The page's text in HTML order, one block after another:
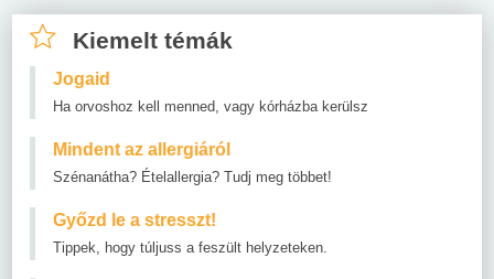
Kiemelt témák
Jogaid
Ha orvoshoz kell menned, vagy kórházba kerülsz
Mindent az allergiáról
Szénanátha? Ételallergia? Tudj meg többet!
Győzd le a stresszt!
Tippek, hogy túljuss a feszült helyzeteken.